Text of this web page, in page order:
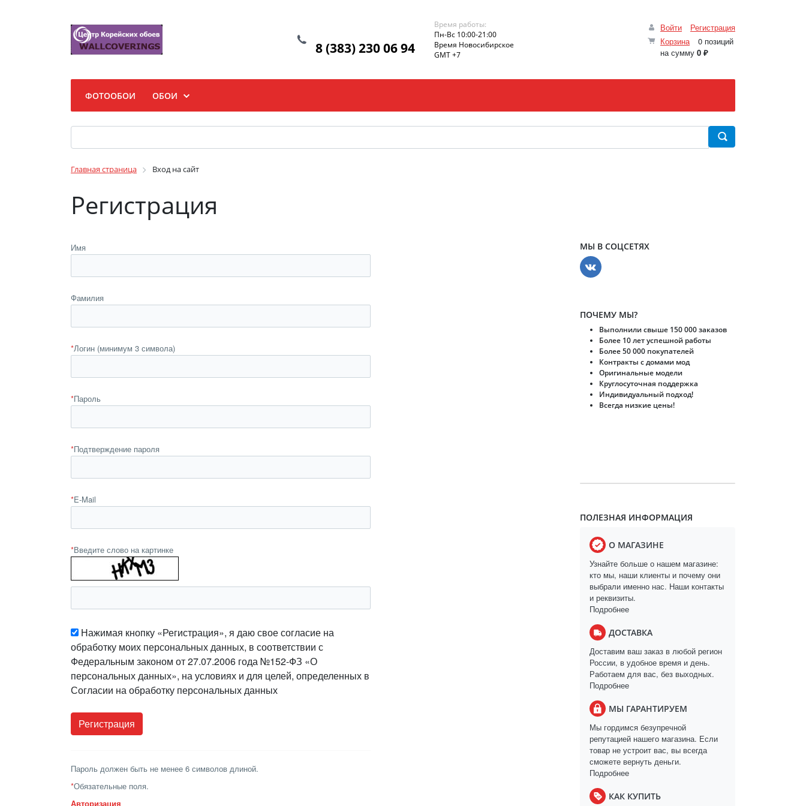
Войти
Регистрация
Корзина
0 позиций
на сумму 0 ₽
8 (383) 230 06 94
Время работы:
Пн-Вс 10:00-21:00
Время Новосибирское
GMT +7
ФОТООБОИ ОБОИ
Главная страница Вход на сайт
Регистрация
Имя
Фамилия
*Логин (минимум 3 символа)
*Пароль
*Подтверждение пароля
*E-Mail
*Введите слово на картинке
Нажимая кнопку «Регистрация», я даю свое согласие на
обработку моих персональных данных, в соответствии с
Федеральным законом от 27.07.2006 года №152-ФЗ «О
персональных данных», на условиях и для целей, определенных в
Согласии на обработку персональных данных
Пароль должен быть не менее 6 символов длиной.
*Обязательные поля.
Авторизация
МЫ В СОЦСЕТЯХ
ПОЧЕМУ МЫ?
Выполнили свыше 150 000 заказов
Более 10 лет успешной работы
Более 50 000 покупателей
Контракты с домами мод
Оригинальные модели
Круглосуточная поддержка
Индивидуальный подход!
Всегда низкие цены!
ПОЛЕЗНАЯ ИНФОРМАЦИЯ
О МАГАЗИНЕ
Узнайте больше о нашем магазине:
кто мы, наши клиенты и почему они
выбрали именно нас. Наши контакты
и реквизиты.
Подробнее
ДОСТАВКА
Доставим ваш заказ в любой регион
России, в удобное время и день.
Работаем для вас, без выходных.
Подробнее
МЫ ГАРАНТИРУЕМ
Мы гордимся безупречной
репутацией нашего магазина. Если
товар не устроит вас, вы всегда
сможете вернуть деньги.
Подробнее
КАК КУПИТЬ